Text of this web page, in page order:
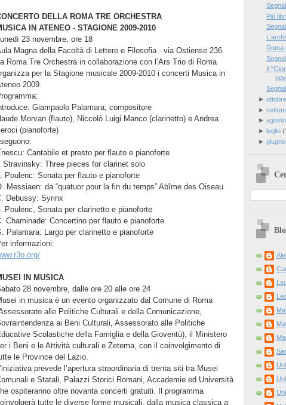
DELLA ROMA TRE ORCHESTRA
IN ATENEO - STAGIONE 2009-2010
23 novembre, ore 18
Magna della Facoltà di Lettere e Filosofia - via Ostiense 236
Roma Tre Orchestra in collaborazione con l’Ars Trio di Roma
per la Stagione musicale 2009-2010 i concerti Musica in
2009.
Giampaolo Palamara, compositore
Morvan (flauto), Niccolò Luigi Manco (clarinetto) e Andrea
(pianoforte)
Cantabile et presto per flauto e pianoforte
Stravinsky: Three pieces for clarinet solo
Poulenc: Sonata per flauto e pianoforte
Messiaen: da “quatuor pour la fin du temps” Abîme des Oiseau
Debussy: Syrinx
Poulenc, Sonata per clarinetto e pianoforte
Chaminade: Concertino per flauto e pianoforte
Palamara: Largo per clarinetto e pianoforte
informazioni:
IN MUSICA
28 novembre, dalle ore 20 alle ore 24
in musica è un evento organizzato dal Comune di Roma
alle Politiche Culturali e della Comunicazione,
ai Beni Culturali, Assessorato alle Politiche
Scolastiche della Famiglia e della Gioventù), il Ministero
i Beni e le Attività culturali e Zetema, con il coinvolgimento di
le Province del Lazio.
prevede l’apertura straordinaria di trenta siti tra Musei
e Statali, Palazzi Storici Romani, Accademie ed Università
ospiteranno oltre novanta concerti gratuiti. Il programma
tutte le diverse forme musicali, dalla musica classica a
Più
Roma
Il
► ottobre
►
► agosto
► luglio(
► giugno